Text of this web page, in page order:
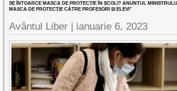
SE ÎNTOARCE MASCA DE PROTECȚIE ÎN ȘCOLI? ANUNȚUL
MASCA DE PROTECȚIE CĂTRE PROFESORI ȘI ELEVI”
Avântul Liber | ianuarie 6, 2023